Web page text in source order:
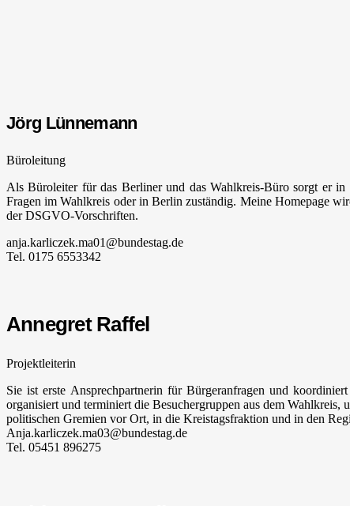
Jörg Lünnemann
Büroleitung
Als Büroleiter für das Berliner und das Wahlkreis-Büro sorgt er
Fragen im Wahlkreis oder in Berlin zuständig. Meine Homepage
der DSGVO-Vorschriften.
anja.karliczek.ma01@bundestag.de
Tel. 0175 6553342
Annegret Raffel
Projektleiterin
Sie ist erste Ansprechpartnerin für Bürgeranfragen und
organisiert und terminiert die Besuchergruppen aus dem
politischen Gremien vor Ort, in die Kreistagsfraktion und in den
Anja.karliczek.ma03@bundestag.de
Tel. 05451 896275